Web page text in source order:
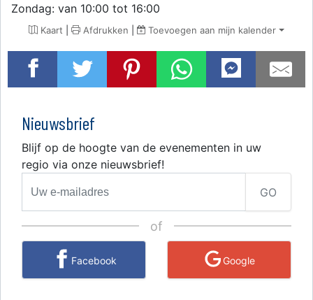
Zondag: van 10:00 tot 16:00
Kaart | Afdrukken | Toevoegen aan mijn kalender
Nieuwsbrief
Blijf op de hoogte van de evenementen in uw
regio via onze nieuwsbrief!
GO
of
Facebook Google